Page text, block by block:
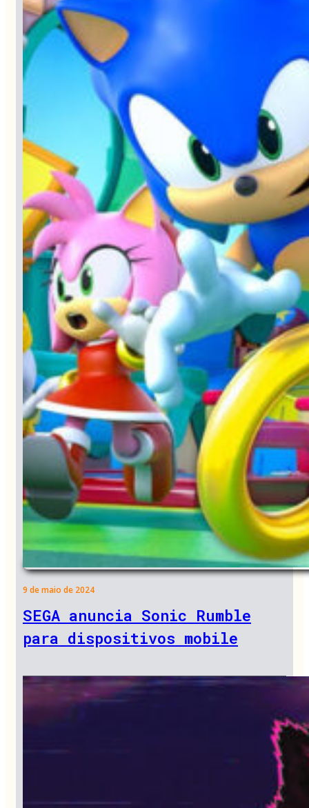
9 de maio de 2024
SEGA anuncia Sonic Rumble
para dispositivos mobile